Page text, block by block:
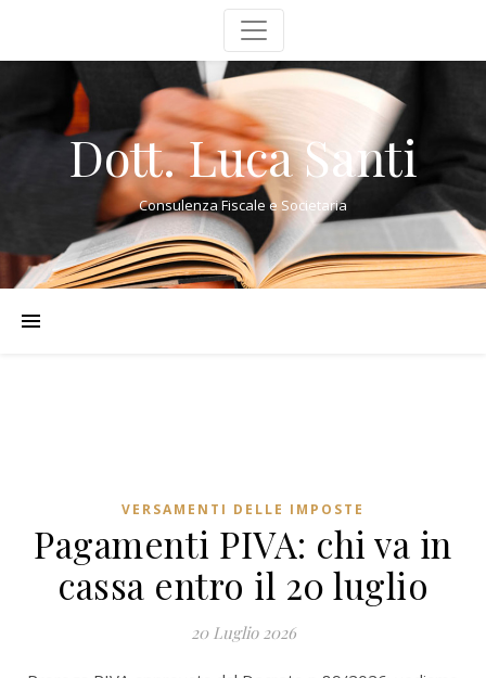
Dott. Luca Santi
Consulenza Fiscale e Societaria
VERSAMENTI DELLE IMPOSTE
Pagamenti PIVA: chi va in
cassa entro il 20 luglio
20 Luglio 2026